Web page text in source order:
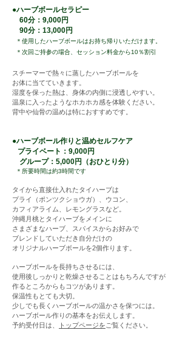
●ハーブボールセラピー
60分：9,000円
90分：13,000円
＊使用したハーブボールはお持ち帰りいただけます。
＊次回ご持参の場合、セッション料金から10％割引
スチーマーで熱々に蒸したハーブボールを
お体に当てていきます。
湿度を保った熱は、身体の内側に浸透しやすい。
温泉に入ったようなホカホカ感を体験ください。
背中や仙骨の温めは特におすすめです。
●ハーブボール作りと温めセルフケア
プライベート： 9,000円
グループ：5,000円（おひとり分）
＊所要時間は約3時間です
タイから直接仕入れたタイハーブは
プライ（ポンツク ショウガ）、ウコン、
カフィアライム、レモングラスなど。
沖縄月桃とタイハーブをメインに
さまざまなハーブ 、スパイスからお好みで
ブレンドしていただき自分だけの
オリジナルハーブボールを2個作ります
ハーブボールを長持ちさせるには、
使用後しっかりと乾燥させることはもちろんですが
作るところからもコツがあります。
保温性もとても大切。
少しでも長くハーブボールの温かさを保つには。
ハーブボール作りの基本をお伝えします。
予約受付日は、
トップページを ご覧ください。